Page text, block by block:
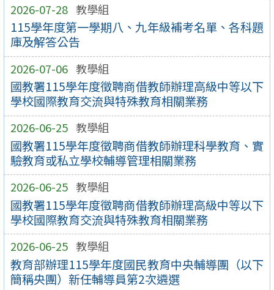
2026-07-28 教學組
115學年度第一學期八、九年級補考名單、各科題
庫及解答公告
2026-07-06 教學組
國教署115學年度徵聘商借教師辦理高級中等以下
學校國際教育交流與特殊教育相關業務
2026-06-25 教學組
國教署115學年度徵聘商借教師辦理科學教育、實
驗教育或私立學校輔導管理相關業務
2026-06-25 教學組
國教署115學年度徵聘商借教師辦理高級中等以下
學校國際教育交流與特殊教育相關業務
2026-06-25 教學組
教育部辦理115學年度國民教育中央輔導團（以下
簡稱央團）新任輔導員第2次遴選